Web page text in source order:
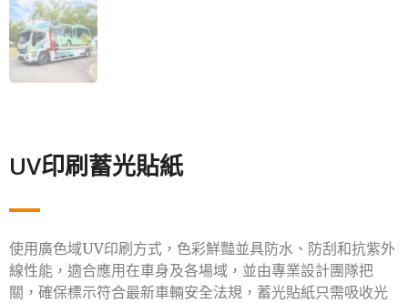
UV印刷蓄光貼紙
使用廣色域UV印刷方式，色彩鮮豔並具防水、防刮和抗紫外
線性能，適合應用在車身及各場域，並由專業設計團隊把
關，確保標示符合最新車輛安全法規，蓄光貼紙只需吸收光